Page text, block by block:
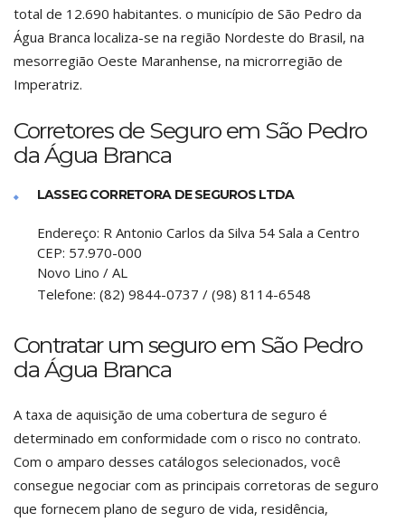
total de 12.690 habitantes. o município de São Pedro da
Água Branca localiza-se na região Nordeste do Brasil, na
mesorregião Oeste Maranhense, na microrregião de
Imperatriz.
Corretores de Seguro em São Pedro
da Água Branca
LASSEG CORRETORA DE SEGUROS LTDA
Endereço: R Antonio Carlos da Silva 54 Sala a Centro
CEP: 57.970-000
Novo Lino / AL
Telefone: (82) 9844-0737 / (98) 8114-6548
Contratar um seguro em São Pedro
da Água Branca
A taxa de aquisição de uma cobertura de seguro é
determinado em conformidade com o risco no contrato.
Com o amparo desses catálogos selecionados, você
consegue negociar com as principais corretoras de seguro
que fornecem plano de seguro de vida, residência,